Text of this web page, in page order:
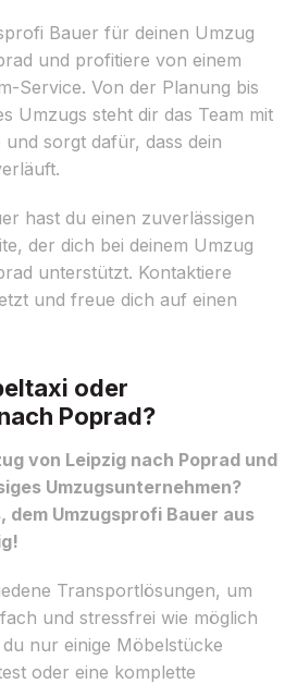
Bauer für deinen Umzug
und profitiere von einem
Service. Von der Planung bis
Umzugs steht dir das Team mit
sorgt dafür, dass dein
hast du einen zuverlässigen
der dich bei deinem Umzug
unterstützt. Kontaktiere
und freue dich auf einen
oder
Poprad?
von Leipzig nach Poprad und
Umzugsunternehmen?
dem Umzugsprofi Bauer aus
Transportlösungen, um
und stressfrei wie möglich
nur einige Möbelstücke
oder eine komplette